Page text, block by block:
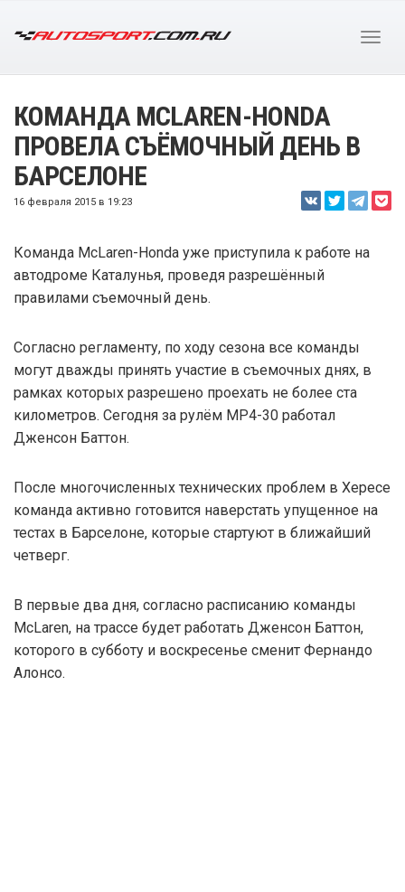
КОМАНДА MCLAREN-HONDA
ПРОВЕЛА СЪЁМОЧНЫЙ ДЕНЬ В
БАРСЕЛОНЕ
16 февраля 2015 в 19:23
Команда McLaren-Honda уже приступила к работе на
автодроме Каталунья, проведя разрешённый
правилами съемочный день.
Согласно регламенту, по ходу сезона все команды
могут дважды принять участие в съемочных днях, в
рамках которых разрешено проехать не более ста
километров. Сегодня за рулём MP4-30 работал
Дженсон Баттон.
После многочисленных технических проблем в Хересе
команда активно готовится наверстать упущенное на
тестах в Барселоне, которые стартуют в ближайший
четверг.
В первые два дня, согласно расписанию команды
McLaren, на трассе будет работать Дженсон Баттон,
которого в субботу и воскресенье сменит Фернандо
Алонсо.